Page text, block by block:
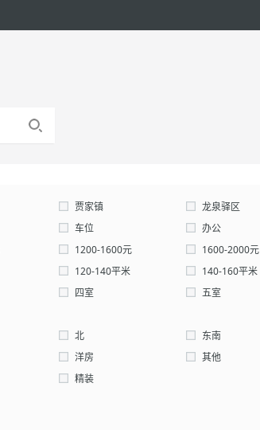
贾家镇
龙泉驿区
车位
办公
1200-1600元
1600-2000元
120-140平米
140-160平米
自定义：
四室
五室
北
东南
洋房
其他
精装